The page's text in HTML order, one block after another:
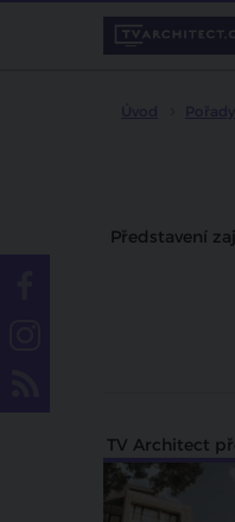
Představení
TV Architect